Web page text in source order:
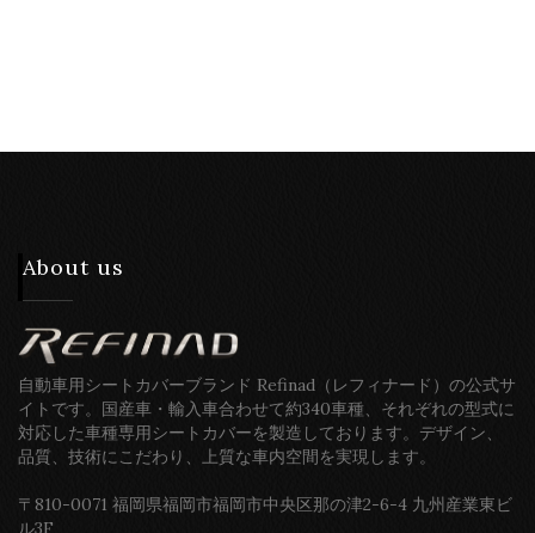
About us
自動車用シートカバーブランド Refinad（レフィナード）の公式サ
イトです。国産車・輸入車合わせて約340車種、それぞれの型式に
対応した車種専用シートカバーを製造しております。デザイン、
品質、技術にこだわり、上質な車内空間を実現します。
〒810-0071 福岡県福岡市福岡市中央区那の津2-6-4 九州産業東ビ
ル3F